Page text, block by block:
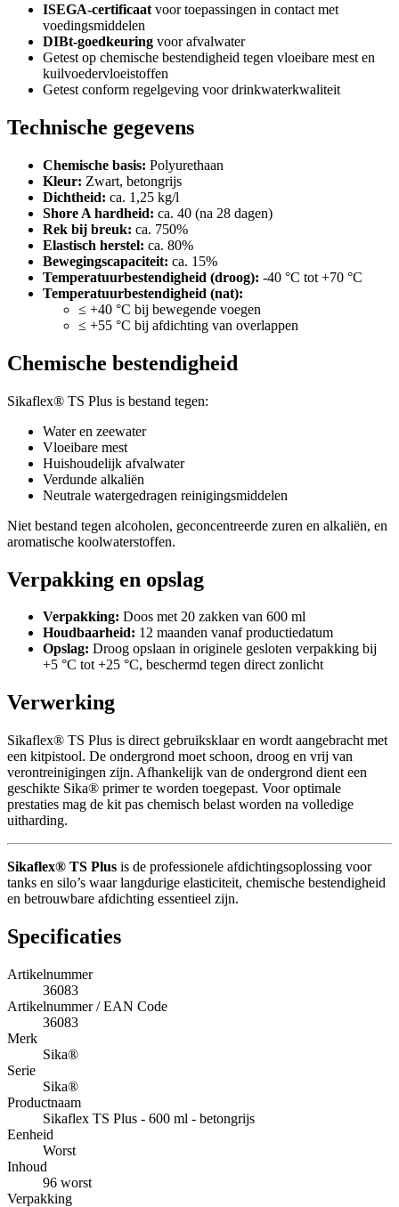
ISEGA-certificaat voor toepassingen in contact met
voedingsmiddelen
DIBt-goedkeuring voor afvalwater
Getest op chemische bestendigheid tegen vloeibare mest en
kuilvoedervloeistoffen
Getest conform regelgeving voor drinkwaterkwaliteit
Technische gegevens
Chemische basis: Polyurethaan
Kleur: Zwart, betongrijs
Dichtheid: ca. 1,25 kg/l
Shore A hardheid: ca. 40 (na 28 dagen)
Rek bij breuk: ca. 750%
Elastisch herstel: ca. 80%
Bewegingscapaciteit: ca. 15%
Temperatuurbestendigheid (droog): -40 °C tot +70 °C
Temperatuurbestendigheid (nat):
≤ +40 °C bij bewegende voegen
≤ +55 °C bij afdichting van overlappen
Chemische bestendigheid
Sikaflex® TS Plus is bestand tegen:
Water en zeewater
Vloeibare mest
Huishoudelijk afvalwater
Verdunde alkaliën
Neutrale watergedragen reinigingsmiddelen
Niet bestand tegen alcoholen, geconcentreerde zuren en alkaliën, en
aromatische koolwaterstoffen.
Verpakking en opslag
Verpakking: Doos met 20 zakken van 600 ml
Houdbaarheid: 12 maanden vanaf productiedatum
Opslag: Droog opslaan in originele gesloten verpakking bij
+5 °C tot +25 °C, beschermd tegen direct zonlicht
Verwerking
Sikaflex® TS Plus is direct gebruiksklaar en wordt aangebracht met
een kitpistool. De ondergrond moet schoon, droog en vrij van
verontreinigingen zijn. Afhankelijk van de ondergrond dient een
geschikte Sika® primer te worden toegepast. Voor optimale
prestaties mag de kit pas chemisch belast worden na volledige
uitharding.
Sikaflex® TS Plus is de professionele afdichtingsoplossing voor
tanks en silo’s waar langdurige elasticiteit, chemische bestendigheid
en betrouwbare afdichting essentieel zijn.
Specificaties
Artikelnummer
36083
Artikelnummer / EAN Code
36083
Merk
Sika®
Serie
Sika®
Productnaam
Sikaflex TS Plus - 600 ml - betongrijs
Eenheid
Worst
Inhoud
96 worst
Verpakking